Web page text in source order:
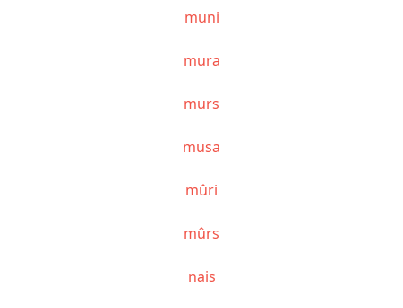
muni
mura
murs
musa
mûri
mûrs
nais